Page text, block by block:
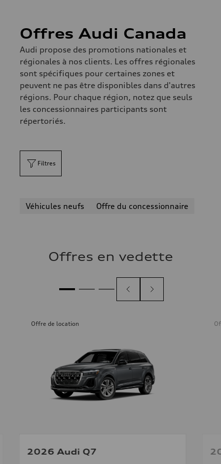
Offres Audi Canada
Audi propose des promotions nationales et
régionales à nos clients. Les offres régionales
sont spécifiques pour certaines zones et
peuvent ne pas être disponibles dans d'autres
régions. Pour chaque région, notez que seuls
les concessionnaires participants sont
répertoriés.
Filtres
Véhicules neufs Offre du concessionnaire
Offres en vedette
Offre de location
2026 Audi Q7